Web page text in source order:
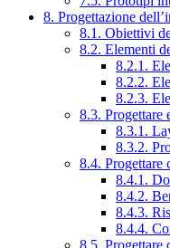
8. Progettazione
8.1. Obiettivi
8.2. Elementi
8.2.1.
8.2.2.
8.2.3.
8.3. Progettare
8.3.1.
8.3.2.
8.4. Progettare
8.4.1.
8.4.2.
8.4.3.
8.4.4.
8.5. Progettare